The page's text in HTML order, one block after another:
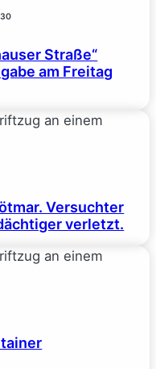
Straße“
am Freitag
Versuchter
verletzt.